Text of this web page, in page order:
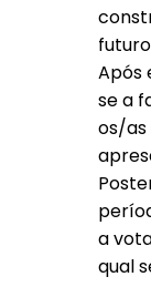
Após
se a
os/
a
qual